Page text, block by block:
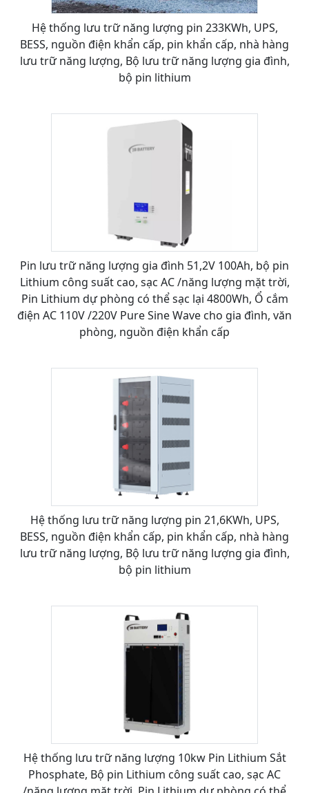
Hệ thống lưu trữ năng lượng pin 233KWh, UPS,
BESS, nguồn điện khẩn cấp, pin khẩn cấp, nhà hàng
lưu trữ năng lượng, Bộ lưu trữ năng lượng gia đình,
bộ pin lithium
Pin lưu trữ năng lượng gia đình 51,2V 100Ah, bộ pin
Lithium công suất cao, sạc AC /năng lượng mặt trời,
Pin Lithium dự phòng có thể sạc lại 4800Wh, Ổ cắm
điện AC 110V /220V Pure Sine Wave cho gia đình, văn
phòng, nguồn điện khẩn cấp
Hệ thống lưu trữ năng lượng pin 21,6KWh, UPS,
BESS, nguồn điện khẩn cấp, pin khẩn cấp, nhà hàng
lưu trữ năng lượng, Bộ lưu trữ năng lượng gia đình,
bộ pin lithium
Hệ thống lưu trữ năng lượng 10kw Pin Lithium Sắt
Phosphate, Bộ pin Lithium công suất cao, sạc AC